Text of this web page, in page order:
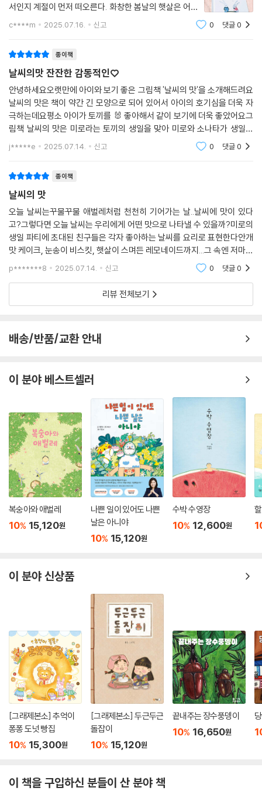
서인지 계절이 먼저 떠오른다. 화창한 봄날의 햇살은 어떤
맛일까? 주룩주룩 내리는 여름의 비는 어떤 맛이 날
c****m 2025.07.16. 신고 0 댓글0
종이책
날씨의맛 잔잔한 감동적인♡
안녕하세요오랫만에 아이와 보기 좋은 그림책 '날씨의 맛'을 소개해드려요
날씨의 맛은 책이 약간 긴 모양으로 되어 있어서 아이의 호기심을 더욱 자
극하는데요평소 아이가 토끼를 🐰 좋아해서 같이 보기에 더욱 좋았어요그
림책 날씨의 맛은 미로라는 토끼의 생일을 맞아 미로와 소나타가 생일에
무엇을 할지 생각하면서 친구들을 생일에 초대하는건 어떨지 초대장을 쓰
는데요이사온지
j*****e 2025.07.14. 신고 0 댓글0
종이책
날씨의 맛
오늘 날씨는꾸물꾸물 애벌레처럼 천천히 기어가는 날..날씨에 맛이 있다
고?그렇다면 오늘 날씨는 우리에게 어떤 맛으로 나타낼 수 있을까?미로의
생일 파티에 초대된 친구들은 각자 좋아하는 날씨를 요리로 표현한다안개
맛 케이크, 눈송이 비스킷, 햇살이 스며든 레모네이드까지...그 속엔 저마다
의 기억과 따뜻한 마음이 고스란히 담겨 있다＜날씨의 맛＞은 음식으로
추억을 전하고, 일
p*******8 2025.07.14. 신고 0 댓글0
리뷰 전체보기
배송/반품/교환 안내
이 분야 베스트셀러
복숭아와 애벌레
10% 15,120원
나쁜 일이 있어도 나쁜
날은 아니야
10% 15,120원
수박 수영장
10% 12,600원
이 분야 신상품
[그래제본소] 추억이
퐁퐁 도넛 빵집
10% 15,300원
[그래제본소] 두근두근
돌잡이
10% 15,120원
끝내주는 장수풍뎅이
10% 16,650원
이 책을 구입하신 분들이 산 분야 책